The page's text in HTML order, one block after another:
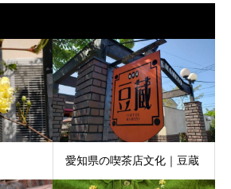
愛知県の喫茶店文化｜豆蔵